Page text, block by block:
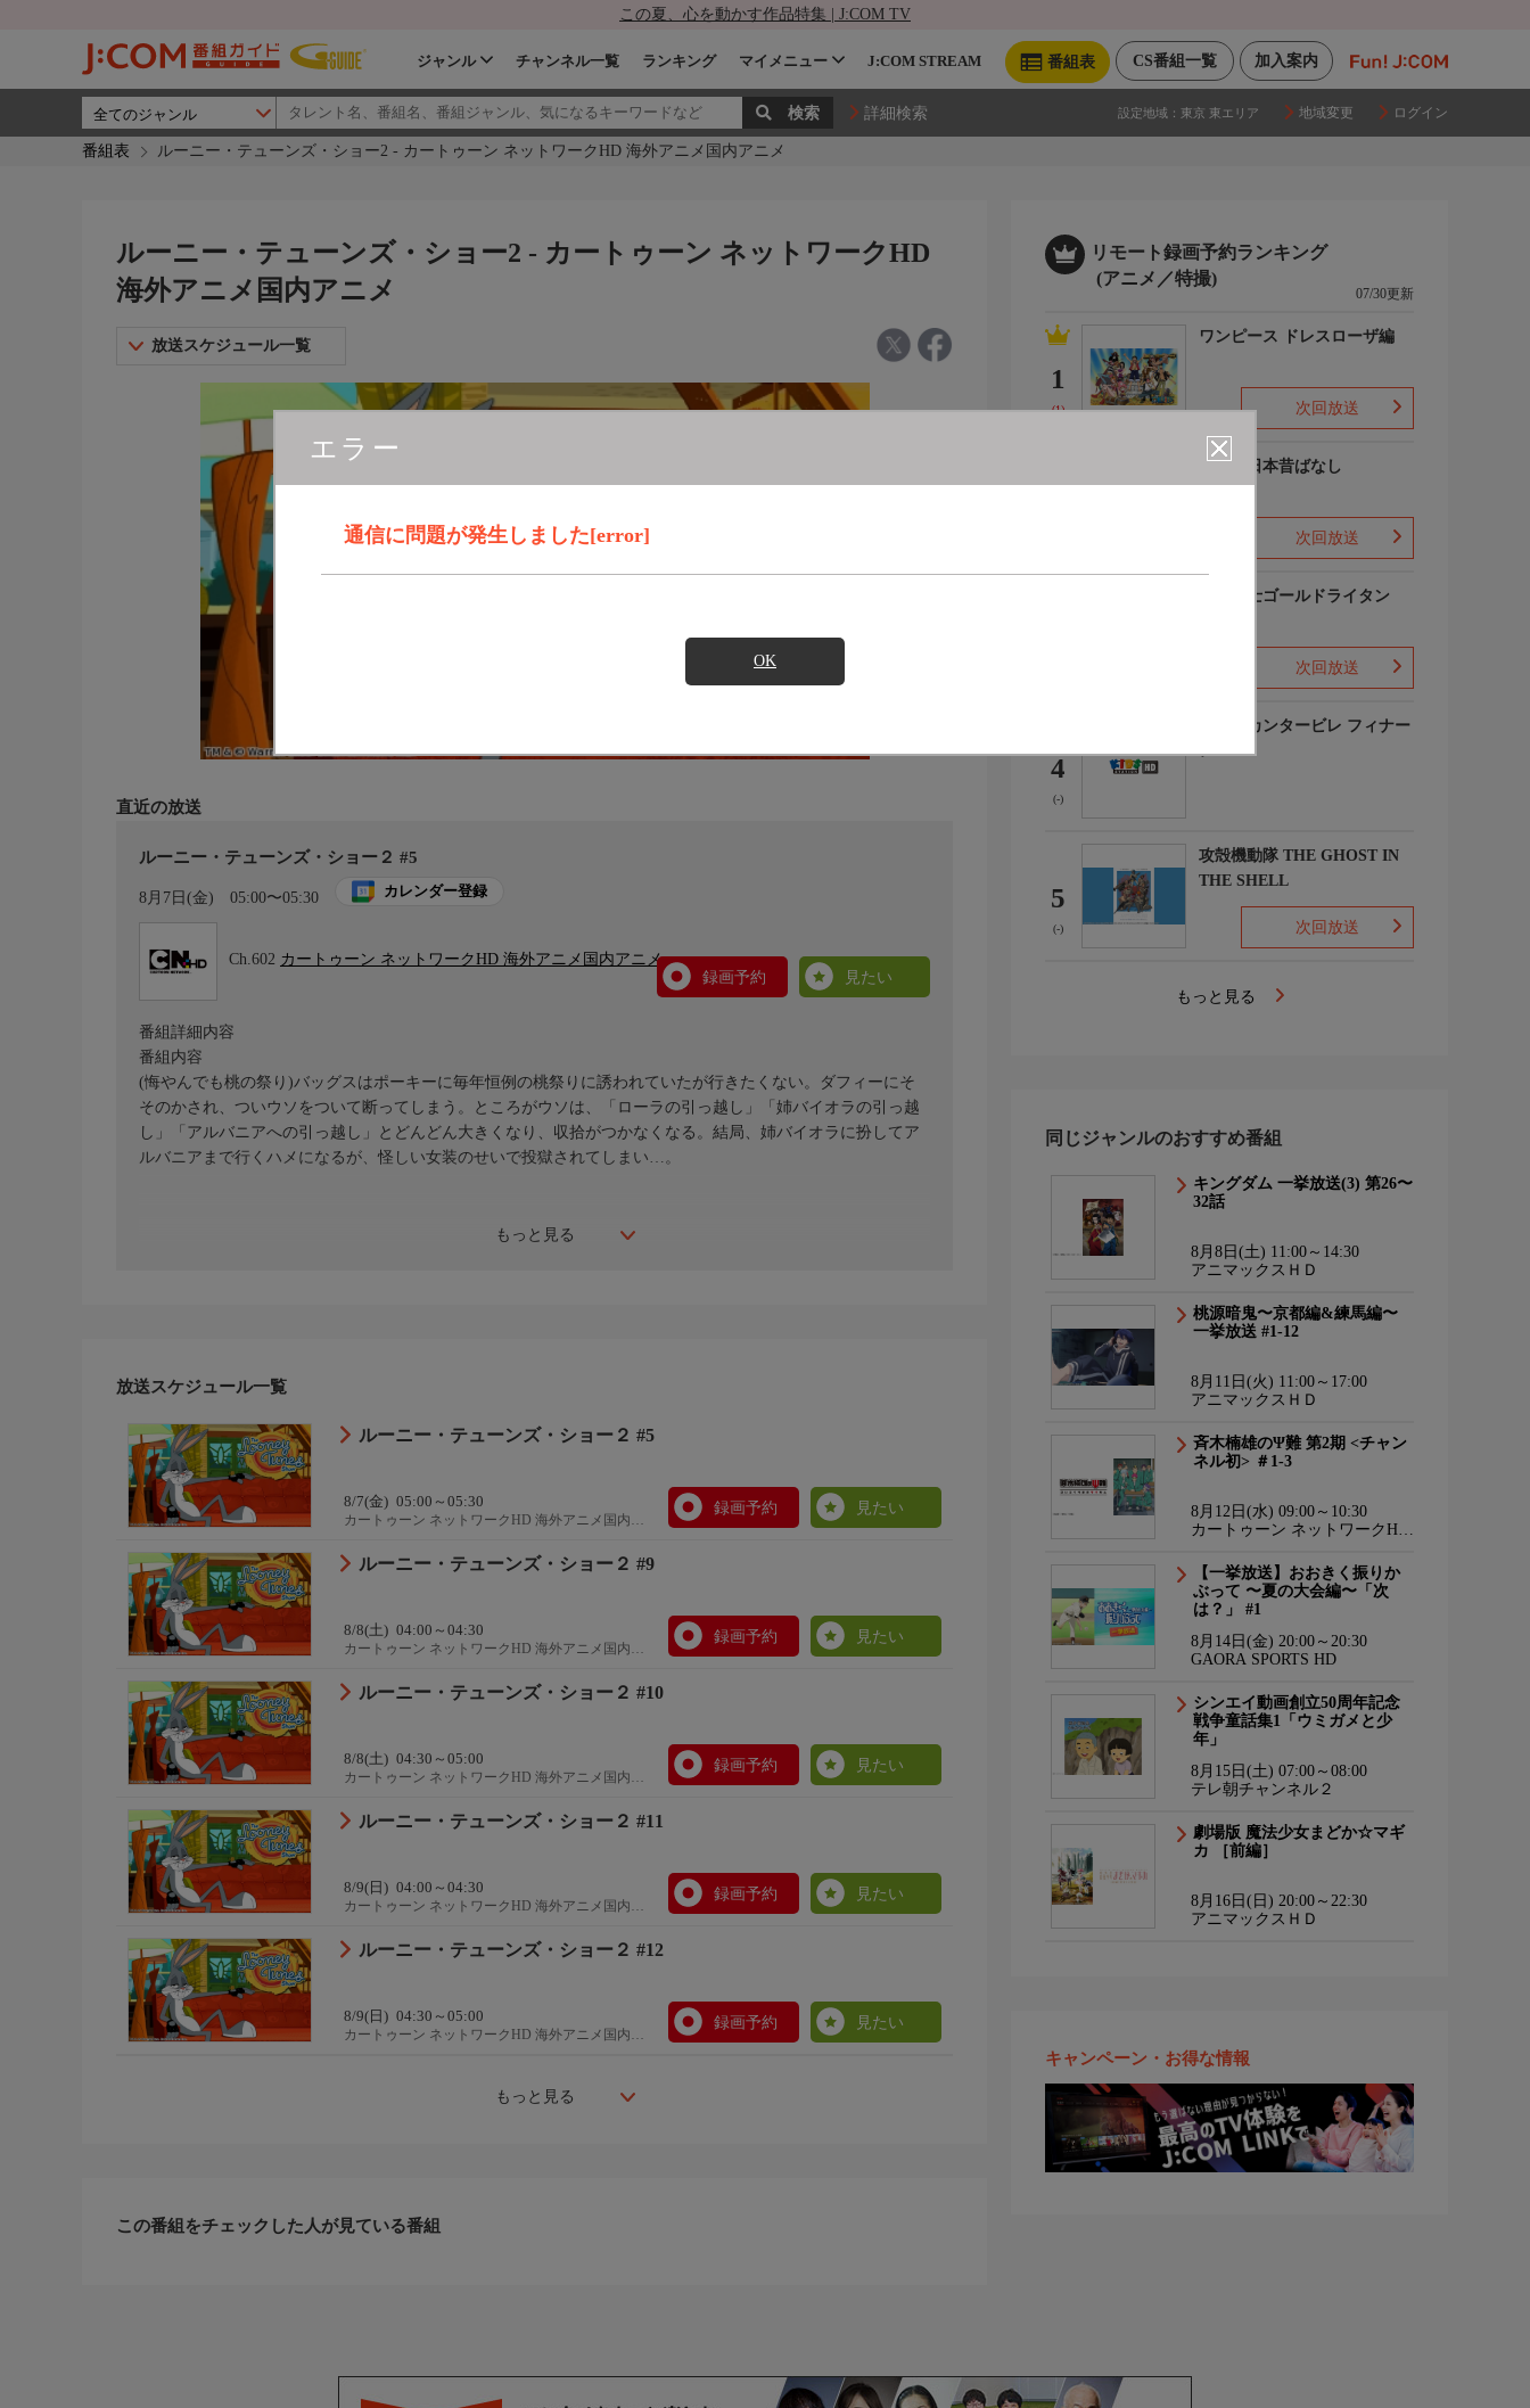
この夏、心を動かす作品特集 | J:COM TV
加入案内
CS番組一覧
番組表
ジャンル チャンネル一覧 ランキング マイメニュー J:COM STREAM
詳細検索 設定地域： 東京 東エリア 地域変更 ログイン
番組表 ルーニー・テューンズ・ショー2 - カートゥーン ネットワークHD 海外アニメ国内アニメ
エラー
通信に問題が発生しました[error]
OK
ルーニー・テューンズ・ショー2 - カートゥーン ネットワークHD
海外アニメ国内アニメ
放送スケジュール一覧
直近の放送
ルーニー・テューンズ・ショー２ #5
8月7日(金) 05:00〜05:30 カレンダー登録
Ch.602 カートゥーン ネットワークHD 海外アニメ国内アニメ
録画予約
見たい
もっと見る
番組詳細内容
番組内容
(悔やんでも桃の祭り)バッグスはポーキーに毎年恒例の桃祭りに誘われていたが行きたくない。ダフィーにそ
そのかされ、ついウソをついて断ってしまう。ところがウソは、「ローラの引っ越し」「姉バイオラの引っ越
し」「アルバニアへの引っ越し」とどんどん大きくなり、収拾がつかなくなる。結局、姉バイオラに扮してア
ルバニアまで行くハメになるが、怪しい女装のせいで投獄されてしまい…。
放送スケジュール一覧
ルーニー・テューンズ・ショー２ #5
8/7(金) 05:00～05:30
カートゥーン ネットワークHD 海外アニメ国内ア
録画予約 見たい
ルーニー・テューンズ・ショー２ #9
8/8(土) 04:00～04:30
カートゥーン ネットワークHD 海外アニメ国内ア
録画予約 見たい
ルーニー・テューンズ・ショー２ #10
8/8(土) 04:30～05:00
カートゥーン ネットワークHD 海外アニメ国内ア
録画予約 見たい
ルーニー・テューンズ・ショー２ #11
8/9(日) 04:00～04:30
カートゥーン ネットワークHD 海外アニメ国内ア
録画予約 見たい
ルーニー・テューンズ・ショー２ #12
8/9(日) 04:30～05:00
カートゥーン ネットワークHD 海外アニメ国内ア
録画予約 見たい
もっと見る
この番組をチェックした人が見ている番組
リモート録画予約ランキング
(アニメ／特撮)
07/30更新
1
(1)
ワンピース ドレスローザ編
次回放送
まんが日本昔ばなし
次回放送
黄金戦士ゴールドライタン
次回放送
4
(-)
のだめカンタービレ フィナー
レ
5
(-)
攻殻機動隊 THE GHOST IN
THE SHELL
次回放送
もっと見る
同じジャンルのおすすめ番組
キングダム 一挙放送(3) 第26〜
32話
8月8日(土) 11:00～14:30
アニマックスＨＤ
桃源暗鬼〜京都編&練馬編〜
一挙放送 #1-12
8月11日(火) 11:00～17:00
アニマックスＨＤ
斉木楠雄のΨ難 第2期 <チャン
ネル初> ＃1-3
8月12日(水) 09:00～10:30
カートゥーン ネットワークHD
【一挙放送】おおきく振りか
ぶって 〜夏の大会編〜「次
は？」 #1
8月14日(金) 20:00～20:30
GAORA SPORTS HD
シンエイ動画創立50周年記念
戦争童話集1「ウミガメと少
年」
8月15日(土) 07:00～08:00
テレ朝チャンネル２
劇場版 魔法少女まどか☆マギ
カ ［前編］
8月16日(日) 20:00～22:30
アニマックスＨＤ
キャンペーン・お得な情報